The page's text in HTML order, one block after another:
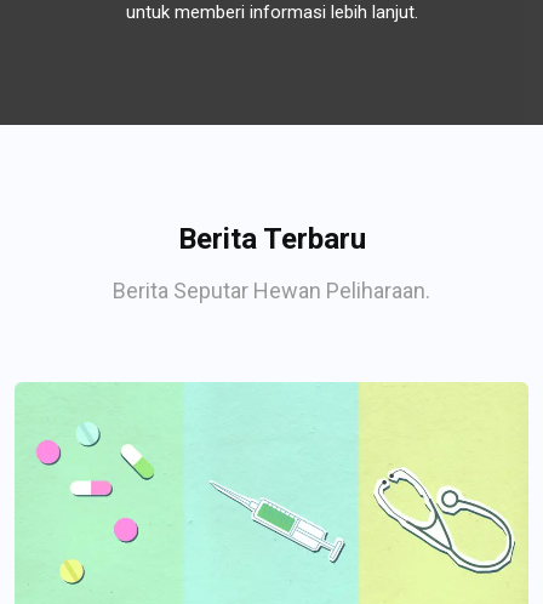
untuk memberi informasi lebih lanjut.
Berita Terbaru
Berita Seputar Hewan Peliharaan.